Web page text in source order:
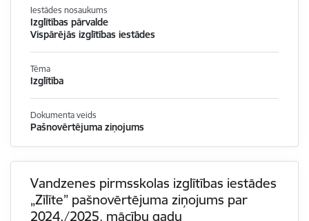
Iestādes nosaukums
Izglītības pārvalde
Vispārējās izglītības iestādes
Tēma
Izglītība
Dokumenta veids
Pašnovērtējuma ziņojums
Vandzenes pirmsskolas izglītības iestādes
„Zīlīte” pašnovērtējuma ziņojums par
2024./2025. mācību gadu